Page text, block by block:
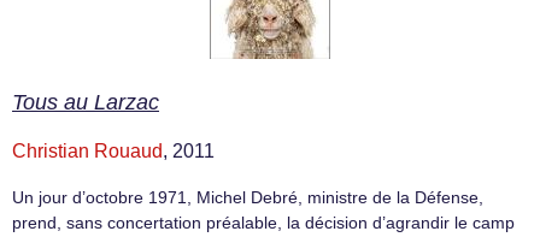
Tous au Larzac
Christian Rouaud, 2011
Un jour d’octobre 1971, Michel Debré, ministre de la Défense,
prend, sans concertation préalable, la décision d’agrandir le camp